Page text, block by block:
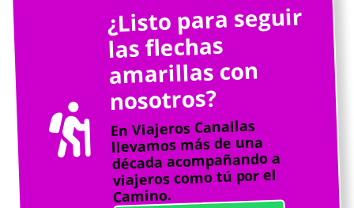
¿Listo para seguir
las flechas
amarillas con
nosotros?
En Viajeros Canallas
llevamos más de una
década acompañando a
viajeros como tú por el
Camino.